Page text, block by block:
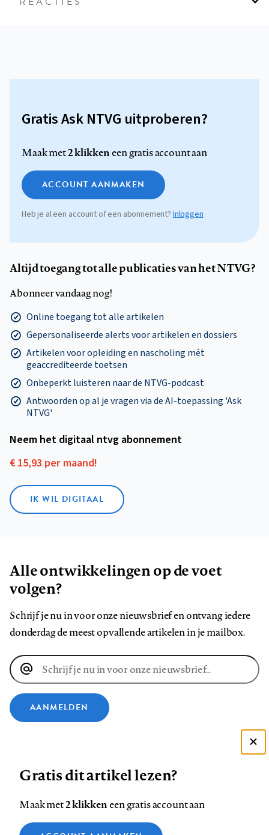
Gratis Ask NTVG uitproberen?
Maak met2 klikkeneen gratis account aan
ACCOUNT AANMAKEN
Heb je al een account of een abonnement?Inloggen
Altijd toegang tot alle publicaties van het NTVG?
Abonneer vandaag nog!
Online toegang tot alle artikelen
Gepersonaliseerde alerts voor artikelen en dossiers
Artikelen voor opleiding en nascholing mét
geaccrediteerde toetsen
Onbeperkt luisteren naar de NTVG-podcast
Antwoorden op al je vragen via de AI-toepassing 'Ask
NTVG'
Neem het digitaal ntvg abonnement
€ 15,93 per maand!
IK WIL DIGITAAL
Alle ontwikkelingen op de voet
volgen?
Schrijf je nu in voor onze nieuwsbrief en ontvang iedere
donderdag de meest opvallende artikelen in je mailbox.
E-
mailadres
AANMELDEN
ons
op
ons
op
ons
op
ons
op
ons
op
ons
Contact Colofon Disclaimer Privacy
Zie onze cookie policy
Gratis dit artikel lezen?
Maak met2 klikkeneen gratis account aan